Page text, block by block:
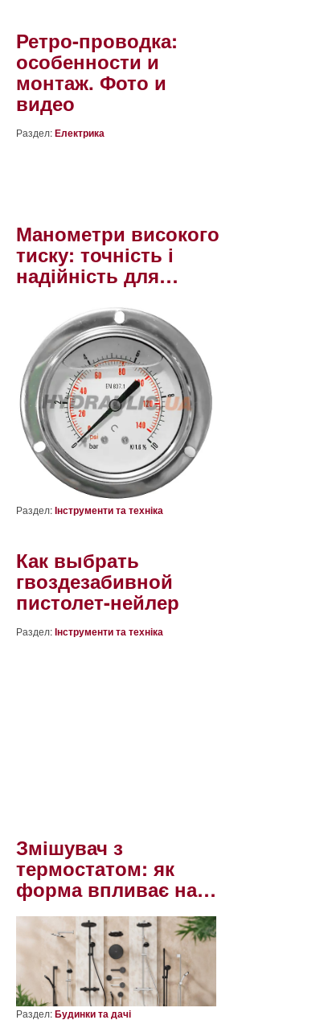
Ретро-проводка:
особенности и
монтаж. Фото и
видео
Раздел:Електрика
Манометри високого
тиску: точність і
надійність для…
Раздел:Інструменти та техніка
Как выбрать
гвоздезабивной
пистолет-нейлер
Раздел:Інструменти та техніка
Змішувач з
термостатом: як
форма впливає на…
Раздел:Будинки та дачі